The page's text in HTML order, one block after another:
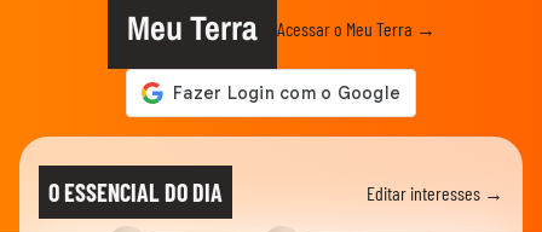
Meu Terra Acessar o Meu Terra →
O ESSENCIAL DO DIA Editar interesses →